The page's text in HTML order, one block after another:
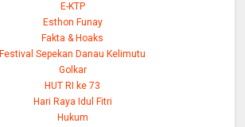
E-KTP
Esthon Funay
Fakta & Hoaks
Festival Sepekan Danau Kelimutu
Golkar
HUT RI ke 73
Hari Raya Idul Fitri
Hukum